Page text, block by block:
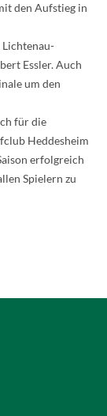
den Aufstieg in
Lichtenau-
Essler. Auch
um den
für die
Heddesheim
erfolgreich
Spielern zu